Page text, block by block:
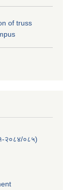
of truss
२०८४/०८५)